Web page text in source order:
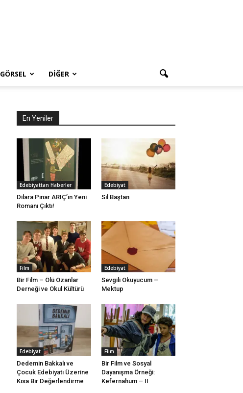
GÖRSEL DIĞER
En Yeniler
Edebiyattan Haberler
Dilara Pınar ARIÇ’ın Yeni
Romanı Çıktı!
Edebiyat
Sil Baştan
Film
Bir Film – Ölü Ozanlar
Derneği ve Okul Kültürü
Edebiyat
Sevgili Okuyucum –
Mektup
Edebiyat
Dedemin Bakkalı ve
Çocuk Edebiyatı Üzerine
Kısa Bir Değerlendirme
Film
Bir Film ve Sosyal
Dayanışma Örneği:
Kefernahum – II